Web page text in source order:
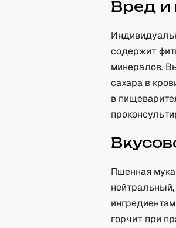
Вред и
содержит
минералов.
сахара в
в
Пшенная
горчит при